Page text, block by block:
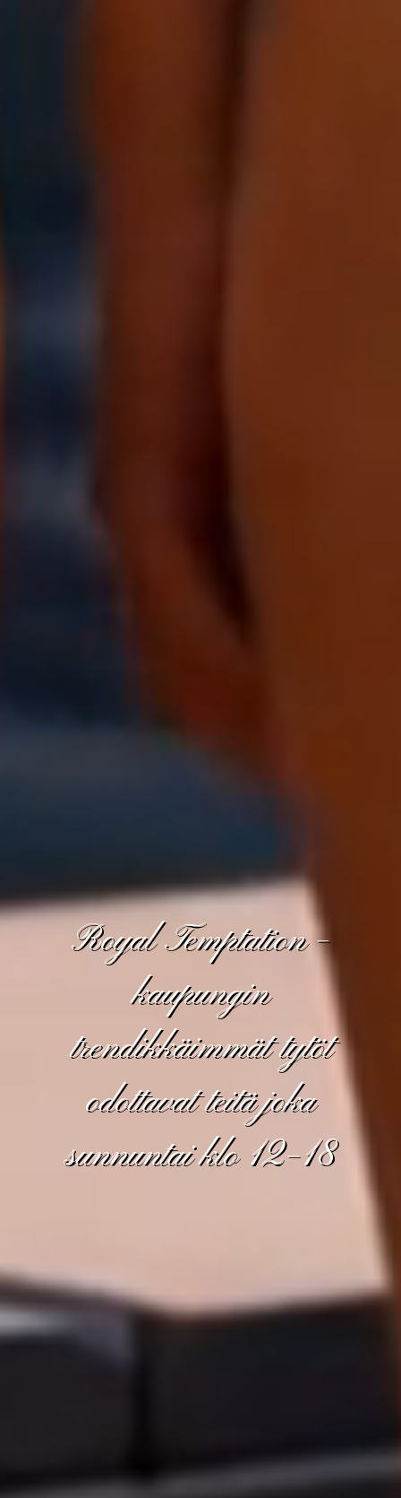
Royal Temptation –
kaupungin
trendikkäimmät tytöt
odottavat teitä joka
sunnuntai klo 12–18